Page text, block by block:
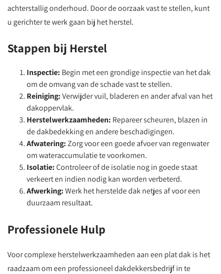
achterstallig onderhoud. Door de oorzaak vast te stellen, kunt
u gerichter te werk gaan bij het herstel.
Stappen bij Herstel
Inspectie: Begin met een grondige inspectie van het dak
om de omvang van de schade vast te stellen.
Reiniging:Verwijder vuil, bladeren en ander afval van het
dakoppervlak.
Herstelwerkzaamheden: Repareer scheuren, blazen in
de dakbedekking en andere beschadigingen.
Afwatering:Zorg voor een goede afvoer van regenwater
om wateraccumulatie te voorkomen.
Isolatie:Controleer of de isolatie nog in goede staat
verkeert en indien nodig kan worden verbeterd.
Afwerking:Werk het herstelde dak netjes af voor een
duurzaam resultaat.
Professionele Hulp
Voor complexe herstelwerkzaamheden aan een plat dak is het
raadzaam om een professioneel dakdekkersbedrijf in te